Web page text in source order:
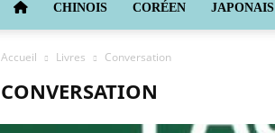
CHINOIS CORÉEN JAPONAIS
Accueil Livres Conversation
CONVERSATION